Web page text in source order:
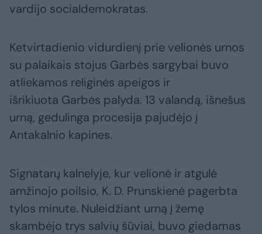
vardijo socialdemokratas.
Ketvirtadienio vidurdienį prie velionės urnos
su palaikais stojus Garbės sargybai buvo
atliekamos religinės apeigos ir
išrikiuota Garbės palyda. 13 valandą, išnešus
urną, gedulinga procesija pajudėjo į
Antakalnio kapines.
Signatarų kalnelyje, kur velionė ir atgulė
amžinojo poilsio, K. D. Prunskienė pagerbta
tylos minute. Nuleidžiant urną į žemę
skambėjo trys salvių šūviai, buvo giedamas